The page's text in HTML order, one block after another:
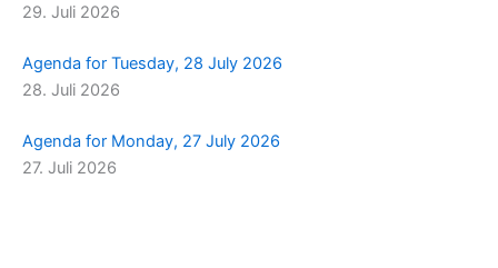
29. Juli 2026
Agenda for Tuesday, 28 July 2026
28. Juli 2026
Agenda for Monday, 27 July 2026
27. Juli 2026